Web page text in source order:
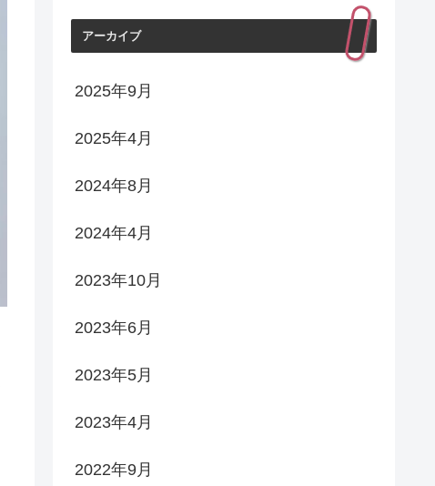
アーカイブ
2025年9月
2025年4月
2024年8月
2024年4月
2023年10月
2023年6月
2023年5月
2023年4月
2022年9月